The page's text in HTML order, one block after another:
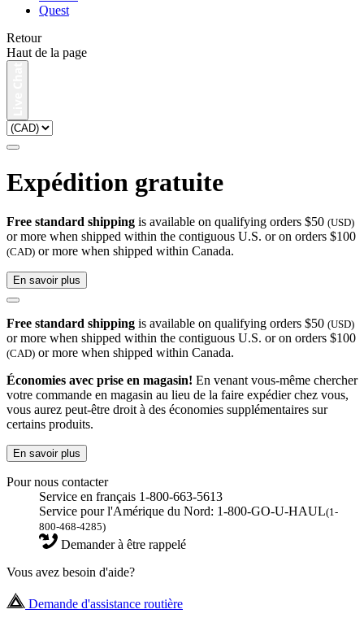
Quest
Retour
Haut de la page
Expédition gratuite
Free standard shipping is available on qualifying orders $50 (USD)
or more when shipped within the contiguous U.S. or on orders $100
(CAD) or more when shipped within Canada.
En savoir plus
Free standard shipping is available on qualifying orders $50 (USD)
or more when shipped within the contiguous U.S. or on orders $100
(CAD) or more when shipped within Canada.
Économies avec prise en magasin! En venant vous-même chercher
votre commande en magasin au lieu de la faire expédier chez vous,
vous aurez peut-être droit à des économies supplémentaires sur
certains produits.
En savoir plus
Pour nous contacter
Service en français 1-800-663-5613
Service pour l'Amérique du Nord: 1-800-GO-U-HAUL(1-
800-468-4285)
Demander à être rappelé
Vous avez besoin d'aide?
Demande d'assistance routière